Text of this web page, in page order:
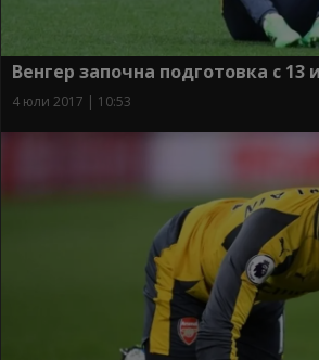
Венгер започна подготовка с 13
4 юли 2017 | 10:53